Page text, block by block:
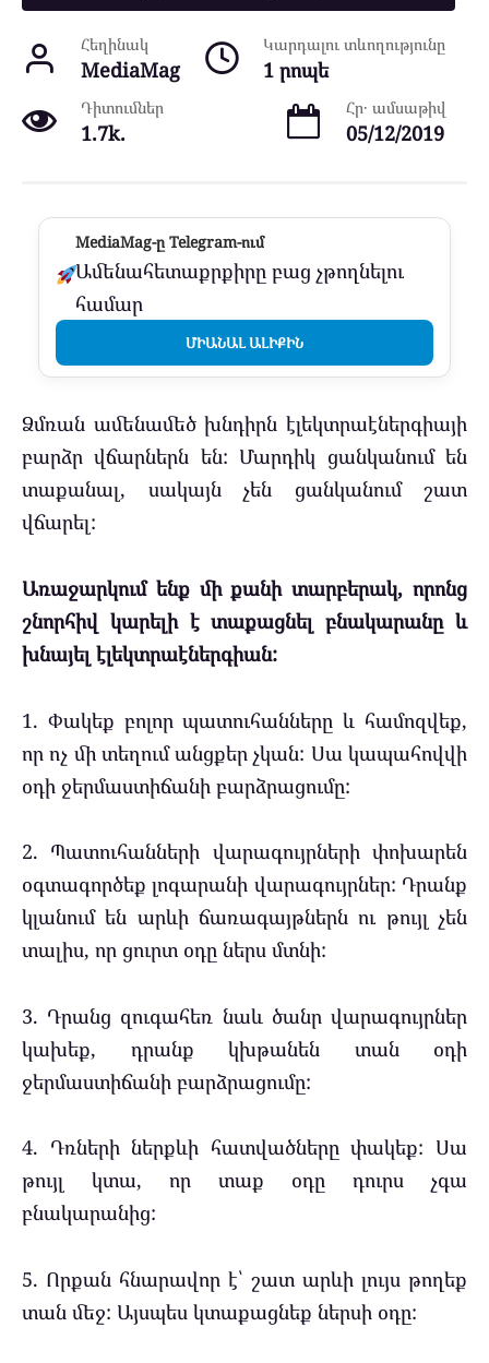
Հեղինակ
MediaMag
Կարդալու տևողությունը
1 րոպե
Դիտումներ
1.7k.
Հր․ ամսաթիվ
05/12/2019
MediaMag-ը Telegram-ում
Ամենահետաքրքիրը բաց չթողնելու
համար
ՄԻԱՆԱԼ ԱԼԻՔԻՆ
Ձմռան ամենամեծ խնդիրն էլեկտրաէներգիայի
բարձր վճարներն են: Մարդիկ ցանկանում են
տաքանալ, սակայն չեն ցանկանում շատ
վճարել:
Առաջարկում ենք մի քանի տարբերակ, որոնց
շնորհիվ կարելի է տաքացնել բնակարանը և
խնայել էլեկտրաէներգիան:
1. Փակեք բոլոր պատուհանները և համոզվեք,
որ ոչ մի տեղում անցքեր չկան: Սա կապահովվի
օդի ջերմաստիճանի բարձրացումը:
2. Պատուհանների վարագույրների փոխարեն
օգտագործեք լոգարանի վարագույրներ: Դրանք
կլանում են արևի ճառագայթներն ու թույլ չեն
տալիս, որ ցուրտ օդը ներս մտնի:
3. Դրանց զուգահեռ նաև ծանր վարագույրներ
կախեք, դրանք կխթանեն տան օդի
ջերմաստիճանի բարձրացումը:
4. Դռների ներքևի հատվածները փակեք: Սա
թույլ կտա, որ տաք օդը դուրս չգա
բնակարանից:
5. Որքան հնարավոր է՝ շատ արևի լույս թողեք
տան մեջ: Այսպես կտաքացնեք ներսի օդը: